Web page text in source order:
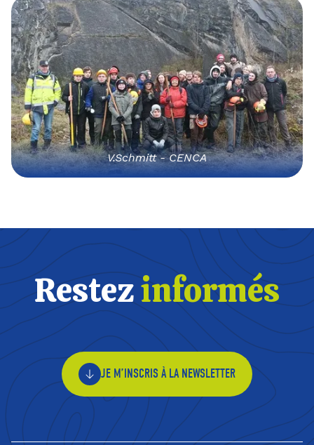
V.Schmitt - CENCA
Restezinformés
JE M’INSCRIS À LA NEWSLETTER